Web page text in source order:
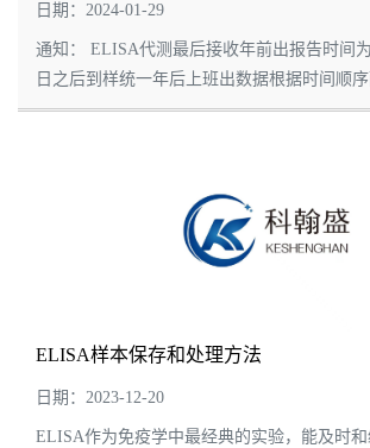
日期：2024-01-29
通知： ELISA代测最后接收年前出报告时间
日之后到样统一年后上班出数据根据时间顺
最后接收年前出报告时间为1月12日（含周六
ELISA样本保存和处理方法
日期：2023-12-20
ELISA作为免疫学中最经典的实验，能及时